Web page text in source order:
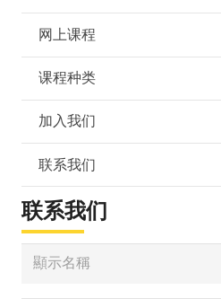
网上课程
课程种类
加入我们
联系我们
联系我们